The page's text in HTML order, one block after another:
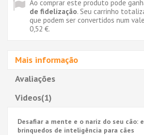
Ao comprar este produto pode
de fidelização. Seu carrinho
que podem ser convertidos num
0,52 €.
Mais informação
Avaliações
Videos(1)
Desafiar a mente e o nariz do seu cão:
brinquedos de inteligência para cães